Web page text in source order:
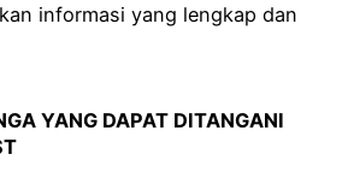
informasi yang lengkap dan
YANG DAPAT DITANGANI